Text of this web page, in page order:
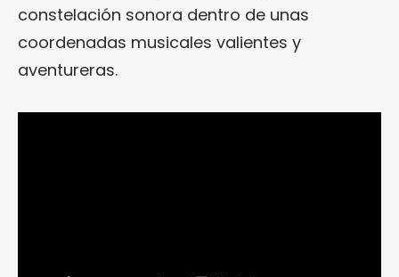
constelación sonora dentro de unas
coordenadas musicales valientes y
aventureras.